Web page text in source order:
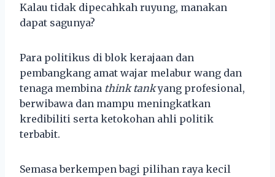
Kalau tidak dipecahkah ruyung, manakan
dapat sagunya?
Para politikus di blok kerajaan dan
pembangkang amat wajar melabur wang dan
tenaga membina think tankyang profesional,
berwibawa dan mampu meningkatkan
kredibiliti serta ketokohan ahli politik
terbabit.
Semasa berkempen bagi pilihan raya kecil